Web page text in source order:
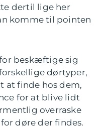
dertil lige her
komme til pointen
beskæftige sig
dørtyper,
at finde hos dem,
for at blive lidt
overraske
døre der findes.